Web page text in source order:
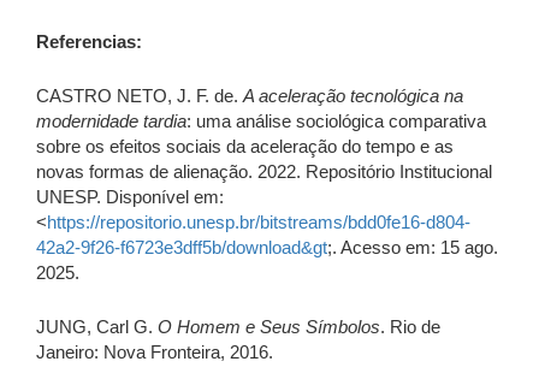
Referencias:
CASTRO NETO, J. F. de. A aceleração tecnológica na
modernidade tardia: uma análise sociológica comparativa
sobre os efeitos sociais da aceleração do tempo e as
novas formas de alienação. 2022. Repositório Institucional
UNESP. Disponível em:
<https://repositorio.unesp.br/bitstreams/bdd0fe16-d804-
42a2-9f26-f6723e3dff5b/download&gt;. Acesso em: 15 ago.
2025.
JUNG, Carl G. O Homem e Seus Símbolos. Rio de
Janeiro: Nova Fronteira, 2016.